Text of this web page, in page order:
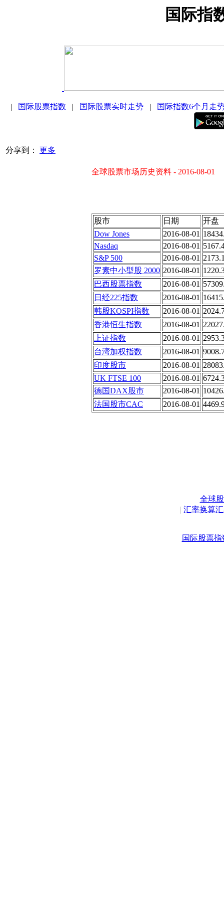
国际指
| 国际股票指数 | 国际股票实时走势| 国际指数6个月走
分享到： 更多
全球股票市场历史资料 - 2016-08-01
股市 日期
开盘
Dow Jones
2016-08-01
Nasdaq
2016-08-01
S&P 500
2016-08-01
罗素中小型股 2000 2016-08-01
巴西股票指数
2016-08-01
日经225指数
2016-08-01
韩股KOSPI指数
2016-08-01
香港恒生指数
2016-08-01
上证指数
2016-08-01
台湾加权指数
2016-08-01
印度股市
2016-08-01
UK FTSE 100
2016-08-01
德国DAX股市
2016-08-01
法国股市CAC
2016-08-01
全球
| 汇率换算
国际股票指